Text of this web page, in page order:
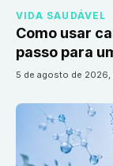
VIDA SAUDÁVEL
Como usar
passo para
5 de agosto de 2026